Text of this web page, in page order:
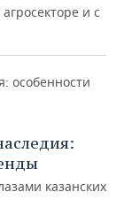
и с
казанских